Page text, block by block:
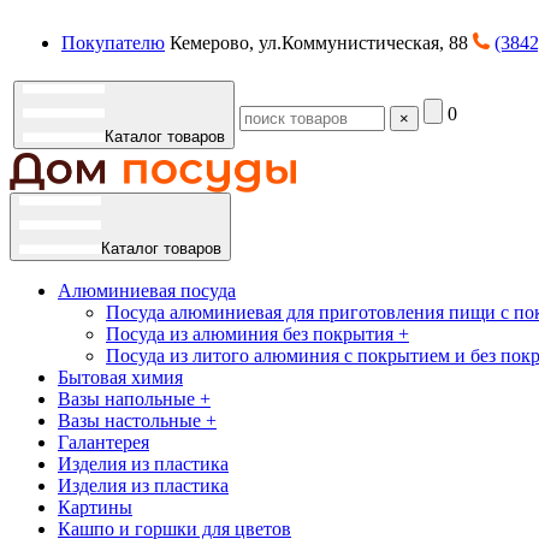
Покупателю Кемерово, ул.Коммунистическая, 88
Каталог товаров
× 0
Каталог товаров
Алюминиевая посуда
Посуда алюминиевая для приготовления пищи с
Посуда из алюминия без покрытия +
Посуда из литого алюминия с покрытием и без
Бытовая химия
Вазы напольные +
Вазы настольные +
Галантерея
Изделия из пластика
Изделия из пластика
Картины
Кашпо и горшки для цветов